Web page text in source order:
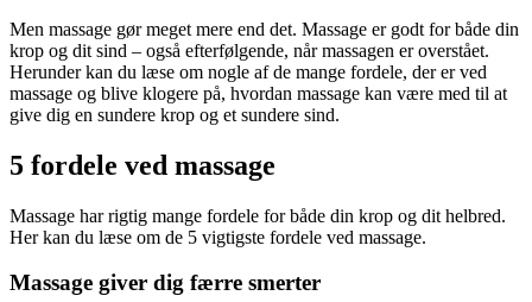
Men massage gør meget mere end det. Massage er godt for både din
krop og dit sind – også efterfølgende, når massagen er overstået.
Herunder kan du læse om nogle af de mange fordele, der er ved
massage og blive klogere på, hvordan massage kan være med til at
give dig en sundere krop og et sundere sind.
5 fordele ved massage
Massage har rigtig mange fordele for både din krop og dit helbred.
Her kan du læse om de 5 vigtigste fordele ved massage.
Massage giver dig færre smerter